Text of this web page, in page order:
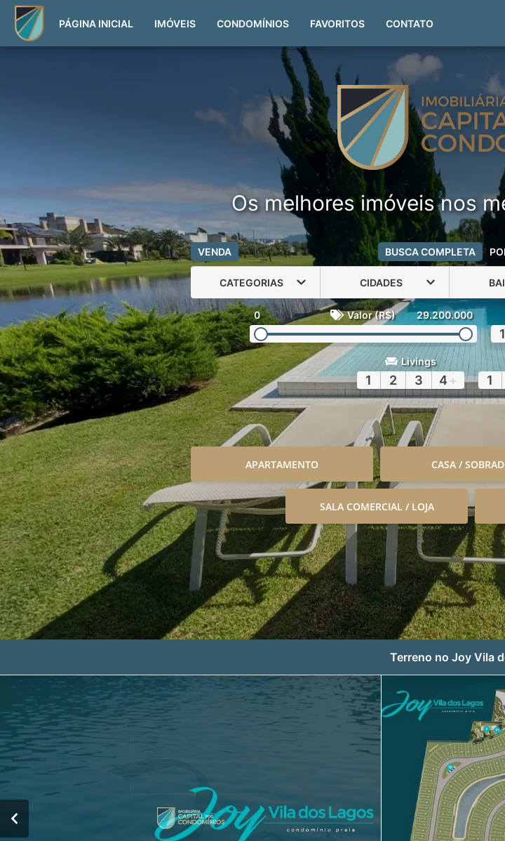
PÁGINA INICIAL IMÓVEIS CONDOMÍNIOS FAVORITOS CONTATO
Os melhores imóveis nos
VENDA BUSCA COMPLETA
CATEGORIAS CIDADES
0 Valor (R$) 29.200.000
1
Livings
1 2 3 4 + 1
APARTAMENTO CASA /
SALA COMERCIAL / LOJA
Terreno no Joy Vila